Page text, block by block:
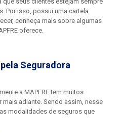
Por isso, possui uma cartela
conheça mais sobre algumas
oferece.
Seguradora
a MAPFRE tem muitos
adiante. Sendo assim, nesse
modalidades de seguros que